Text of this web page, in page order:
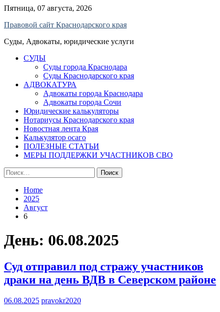
Skip
content
Пятница, 07 августа, 2026
Правовой сайт Краснодарского края
Суды, Адвокаты, юридические услуги
СУДЫ
Суды города Краснодара
Суды Краснодарского края
АДВОКАТУРА
Адвокаты города Краснодара
Адвокаты города Сочи
Юридические калькуляторы
Нотариусы Краснодарского края
Новостная лента Края
Калькулятор осаго
ПОЛЕЗНЫЕ СТАТЬИ
МЕРЫ ПОДДЕРЖКИ УЧАСТНИКОВ СВО
Найти:
Home
2025
Август
6
День: 06.08.2025
Суд отправил под стражу участников
драки на день ВДВ в Северском районе
06.08.2025 pravokr2020